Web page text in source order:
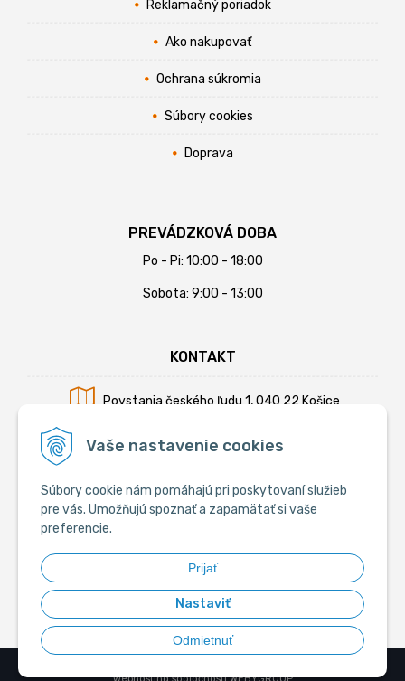
Vaše nastavenie cookies
Súbory cookie nám pomáhajú pri poskytovaní služieb
pre vás. Umožňujú spoznať a zapamätať si vaše
preferencie.
Prijať
Nastaviť
Odmietnuť
Reklamačný poriadok
Ako nakupovať
Ochrana súkromia
Súbory cookies
Doprava
PREVÁDZKOVÁ DOBA
Po - Pi: 10:00 - 18:00
Sobota: 9:00 - 13:00
KONTAKT
Povstania českého ľudu 1, 040 22 Košice
Mobil:+421 902 794 355
E-mail:info@krmiva.sk
webhostingspoločnostiWEBYGROUP